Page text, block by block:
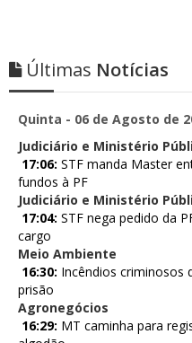
Últimas Notícias
Quinta - 06 de Agosto de
Judiciário e Ministério
17:06: STF manda Master
fundos à PF
Judiciário e Ministério
17:04: STF nega pedido da
cargo
Meio Ambiente
16:30: Incêndios criminosos
prisão
Agronegócios
16:29: MT caminha para